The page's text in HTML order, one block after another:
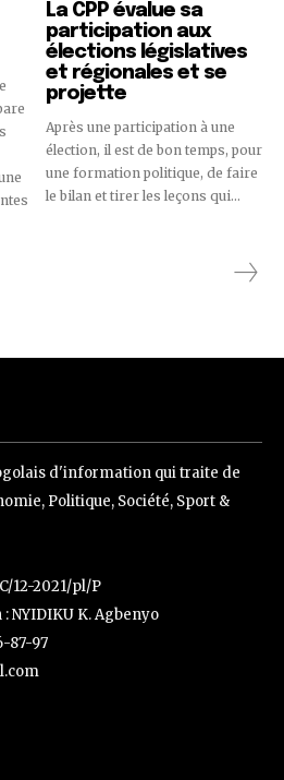
La CPP évalue sa
participation aux
élections législatives
et régionales et se
projette
Après une participation à une
élection, il est de bon temps, pour
une formation politique, de faire
le bilan et tirer les leçons qui...
d'information qui traite de
Politique, Société, Sport &
12-2021/pl/P
NYIDIKU K. Agbenyo
87-97